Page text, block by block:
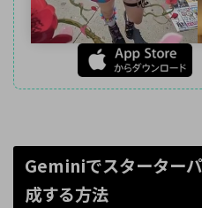
Geminiでスターター
成する方法